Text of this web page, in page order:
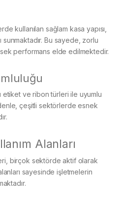
kullanılan sağlam kasa yapısı,
sunmaktadır. Bu sayede, zorlu
performans elde edilmektedir.
etiket ve ribon türleri ile uyumlu
çeşitli sektörlerde esnek
Alanları
birçok sektörde aktif olarak
sayesinde işletmelerin